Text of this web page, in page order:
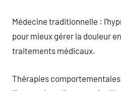
Médecine traditionnelle :
pour mieux gérer la douleur
traitements médicaux.
Thérapies